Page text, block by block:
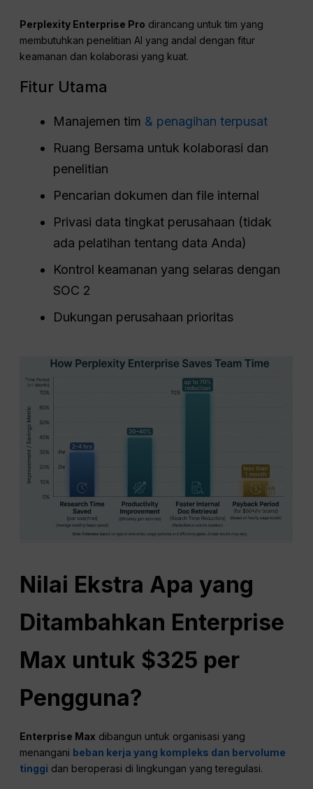
Perplexity Enterprise Pro dirancang untuk tim yang
membutuhkan penelitian AI yang andal dengan fitur
keamanan dan kolaborasi yang kuat.
Fitur Utama
Manajemen tim & penagihan terpusat
Ruang Bersama untuk kolaborasi dan
penelitian
Pencarian dokumen dan file internal
Privasi data tingkat perusahaan (tidak
ada pelatihan tentang data Anda)
Kontrol keamanan yang selaras dengan
SOC 2
Dukungan perusahaan prioritas
Nilai Ekstra Apa yang
Ditambahkan Enterprise
Max untuk $325 per
Pengguna?
Enterprise Max dibangun untuk organisasi yang
menangani beban kerja yang kompleks dan bervolume
tinggi dan beroperasi di lingkungan yang teregulasi.